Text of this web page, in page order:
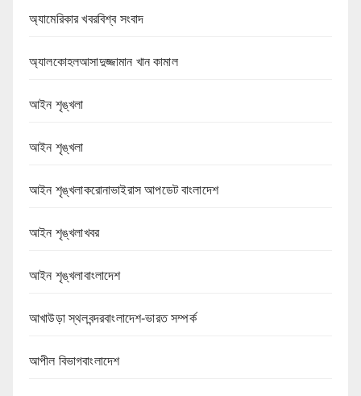
অ্যামেরিকার খবরবিশ্ব সংবাদ
অ্যালকোহলআসাদুজ্জামান খান কামাল
আইন শৃঙ্খলা
আইন শৃঙ্খলা
আইন শৃঙ্খলাকরোনাভাইরাস আপডেট বাংলাদেশ
আইন শৃঙ্খলাখবর
আইন শৃঙ্খলাবাংলাদেশ
আখাউড়া স্থলবন্দরবাংলাদেশ-ভারত সম্পর্ক
আপীল বিভাগবাংলাদেশ